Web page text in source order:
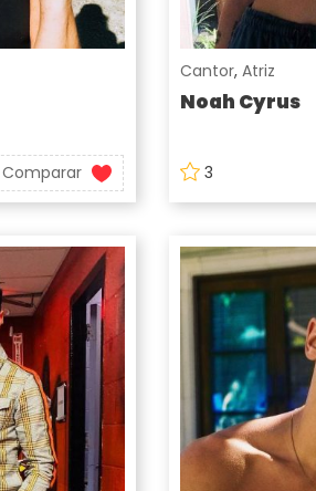
Comparar
Cantor, Atriz
Noah Cyrus
3